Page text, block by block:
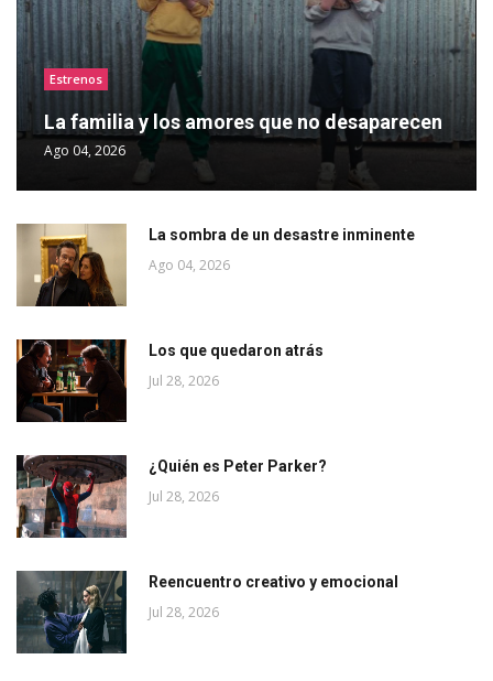
Estrenos
La familia y los amores que no desaparecen
Ago 04, 2026
La sombra de un desastre inminente
Ago 04, 2026
Los que quedaron atrás
Jul 28, 2026
¿Quién es Peter Parker?
Jul 28, 2026
Reencuentro creativo y emocional
Jul 28, 2026